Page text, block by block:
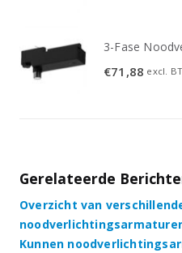
3-Fase
€71,88 excl.
Gerelateerde
Overzicht van
Kunnen